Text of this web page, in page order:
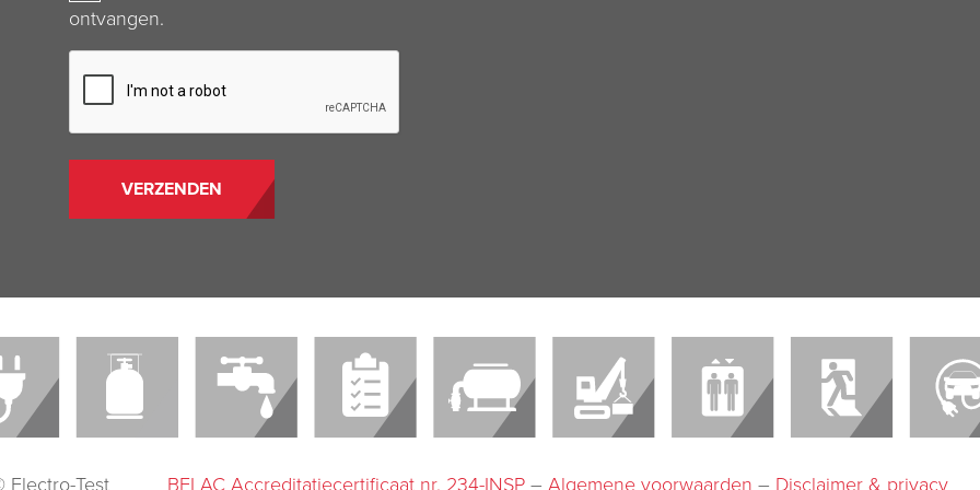
ontvangen.
Electro-Test BELAC Accreditatiecertificaat nr. 234-INSP –Algemene voorwaarden – Disclaimer & privacy